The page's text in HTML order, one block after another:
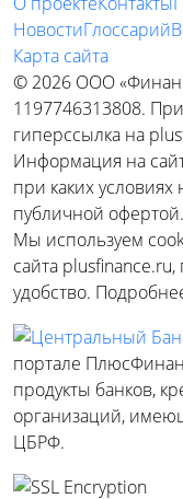
НовостиГлоссарий
Карта сайта
© 2026 ООО
1197746313808.
гиперссылка на
Информация на
при каких
публичной офертой.
Мы используем
сайта
удобство.
портале
продукты банков,
организаций,
ЦБРФ.